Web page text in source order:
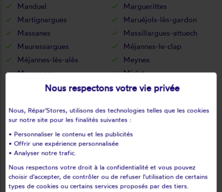
Manduel
Marguerittes
Martignargues
Maruéjols-lès-gardon
Massanes
Massillargues-attuech
Mauressargues
Méjannes-le-clap
Méjannes-lès-alès
Meynes
Meyrannes
Mialet
Molières-cavaillac
Mons
Montagnac
Montaren-et-saint-médiers
Montdardier
Monteils
Montfaucon
Montignargues
Montmirat
Montpezat
Moulézan
Nous respectons votre vie privée
Nous, Répar'Stores, utilisons des technologies telles que les cookies
sur notre site pour les finalités suivantes :
• Personnaliser le contenu et les publicités
• Offrir une expérience personnalisée
• Analyser notre trafic.
Nous respectons votre droit à la confidentialité et vous pouvez
choisir d'accepter, de contrôler ou de refuser l'utilisation de certains
types de cookies ou certains services proposés par des tiers.